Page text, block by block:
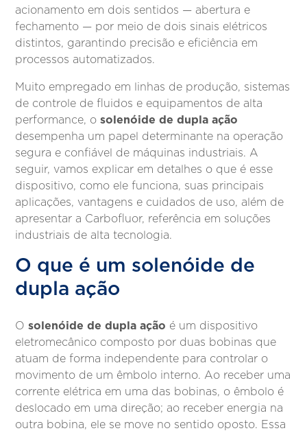
acionamento em dois sentidos — abertura e
fechamento — por meio de dois sinais elétricos
distintos, garantindo precisão e eficiência em
processos automatizados.
Muito empregado em linhas de produção, sistemas
de controle de fluidos e equipamentos de alta
performance, o solenóide de dupla ação
desempenha um papel determinante na operação
segura e confiável de máquinas industriais. A
seguir, vamos explicar em detalhes o que é esse
dispositivo, como ele funciona, suas principais
aplicações, vantagens e cuidados de uso, além de
apresentar a Carbofluor, referência em soluções
industriais de alta tecnologia.
O que é um solenóide de
dupla ação
Osolenóide de dupla ação é um dispositivo
eletromecânico composto por duas bobinas que
atuam de forma independente para controlar o
movimento de um êmbolo interno. Ao receber uma
corrente elétrica em uma das bobinas, o êmbolo é
deslocado em uma direção; ao receber energia na
outra bobina, ele se move no sentido oposto. Essa